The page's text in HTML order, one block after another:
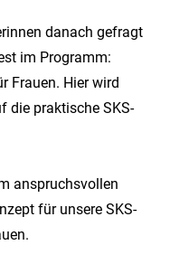
danach gefragt
im Programm:
Frauen. Hier wird
die praktische SKS-
anspruchsvollen
für unsere SKS-